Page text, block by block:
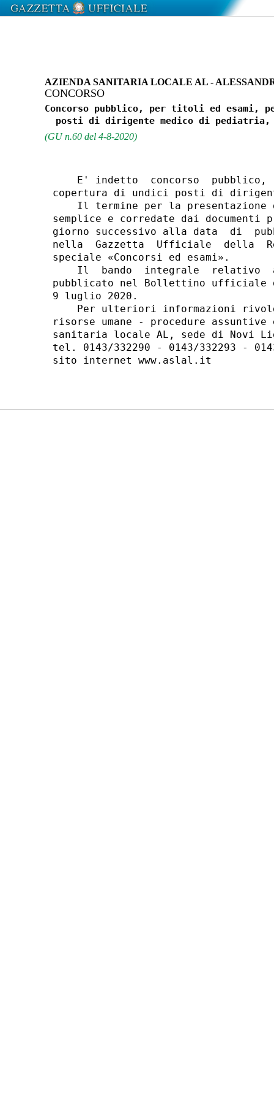
AZIENDA SANITARIA LOCALE AL -
CONCORSO
Concorso pubblico, per titoli ed esami,
(GU n.60 del 4-8-2020)
E' indetto  concorso  pubblico,
copertura di undici posti di
Il termine per la presentazione
semplice e corredate dai
giorno successivo alla data  di
nella  Gazzetta  Ufficiale  della
speciale «Concorsi ed esami».
Il  bando  integrale  relativo
pubblicato nel Bollettino ufficiale
9 luglio 2020.
Per ulteriori informazioni
risorse umane - procedure
sanitaria locale AL, sede di Novi
tel. 0143/332290 - 0143/332293 -
sito internet www.aslal.it